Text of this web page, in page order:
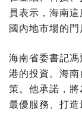
員表示，海南
國內地市場的門
海南省委書記
港的投資。海
策。他承諾，
最優服務、打造